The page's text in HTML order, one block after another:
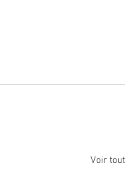
Voir tout